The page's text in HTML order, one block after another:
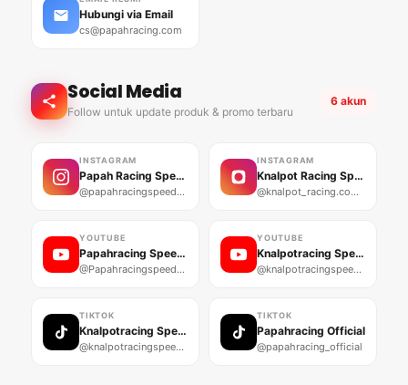
Hubungi via Email
cs@papahracing.com
Social Media
Follow untuk update produk & promo terbaru
6 akun
INSTAGRAM
Papah Racing Speedshop
@papahracingspeedshop
INSTAGRAM
Knalpot Racing Speedshop
@knalpot_racing.com_speedshop
YOUTUBE
Papahracing Speedshop
@Papahracingspeedshop
YOUTUBE
Knalpotracing Speedshop
@knalpotracingspeedshop1848
TIKTOK
Knalpotracing Speedshop
@knalpotracingspeedshop01
TIKTOK
Papahracing Official
@papahracing_official